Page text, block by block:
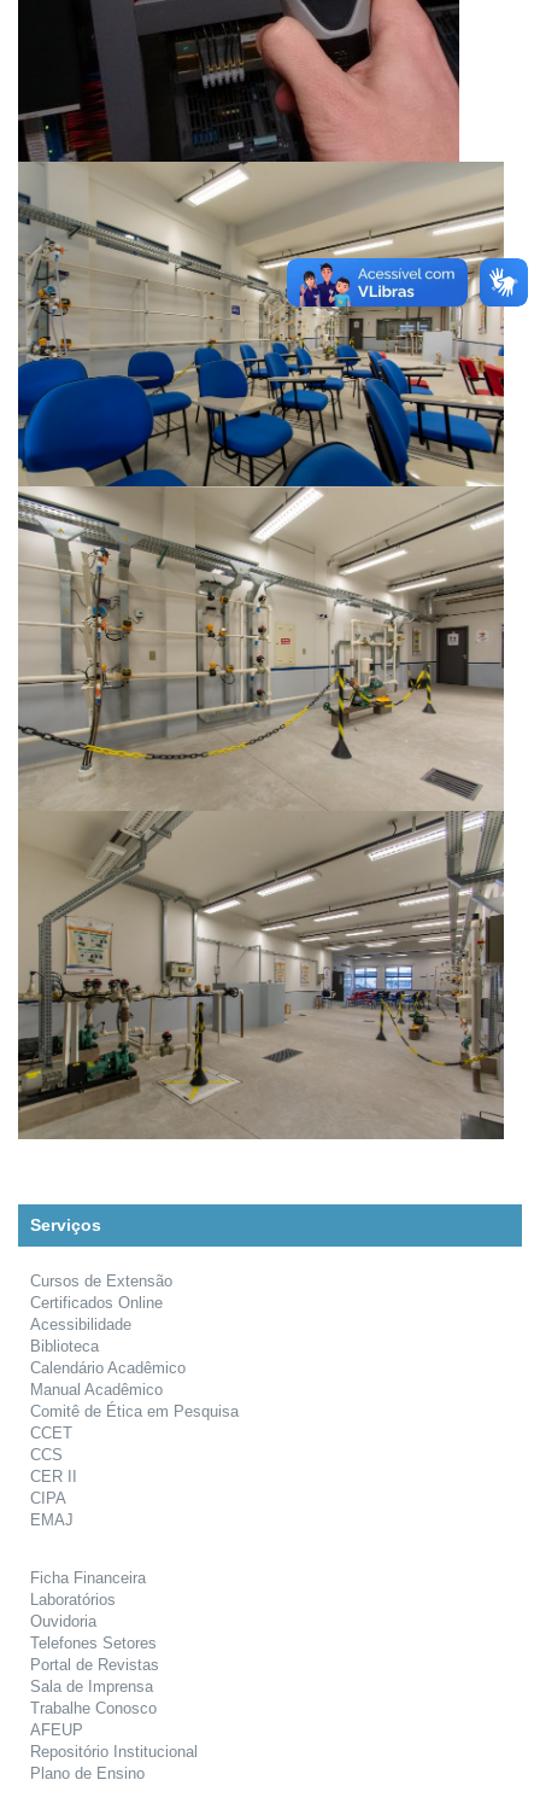
Serviços
Cursos de Extensão
Certificados Online
Acessibilidade
Biblioteca
Calendário Acadêmico
Manual Acadêmico
Comitê de Ética em Pesquisa
CCET
CCS
CER II
CIPA
EMAJ
Ficha Financeira
Laboratórios
Ouvidoria
Telefones Setores
Portal de Revistas
Sala de Imprensa
Trabalhe Conosco
AFEUP
Repositório Institucional
Plano de Ensino